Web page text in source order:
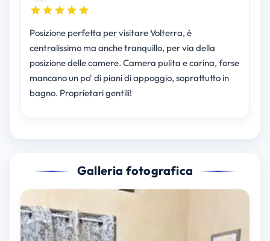
Posizione perfetta per visitare Volterra, è
centralissimo ma anche tranquillo, per via della
posizione delle camere. Camera pulita e carina, forse
mancano un po' di piani di appoggio, soprattutto in
bagno. Proprietari gentili!
Galleria fotografica